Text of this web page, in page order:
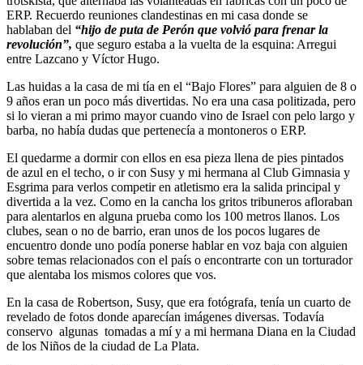
ERP. Recuerdo reuniones clandestinas en mi casa donde se
hablaban del “hijo de puta de Perón que volvió para frenar la
revolución”, que seguro estaba a la vuelta de la esquina: Arregui
entre Lazcano y Víctor Hugo.
Las huidas a la casa de mi tía en el “Bajo Flores” para alguien de 8 o
9 años eran un poco más divertidas. No era una casa politizada, pero
si lo vieran a mi primo mayor cuando vino de Israel con pelo largo y
barba, no había dudas que pertenecía a montoneros o ERP.
El quedarme a dormir con ellos en esa pieza llena de pies pintados
de azul en el techo, o ir con Susy y mi hermana al Club Gimnasia y
Esgrima para verlos competir en atletismo era la salida principal y
divertida a la vez. Como en la cancha los gritos tribuneros afloraban
para alentarlos en alguna prueba como los 100 metros llanos. Los
clubes, sean o no de barrio, eran unos de los pocos lugares de
encuentro donde uno podía ponerse hablar en voz baja con alguien
sobre temas relacionados con el país o encontrarte con un torturador
que alentaba los mismos colores que vos.
En la casa de Robertson, Susy, que era fotógrafa, tenía un cuarto de
revelado de fotos donde aparecían imágenes diversas. Todavía
conservo algunas tomadas a mí y a mi hermana Diana en la Ciudad
de los Niños de la ciudad de La Plata.